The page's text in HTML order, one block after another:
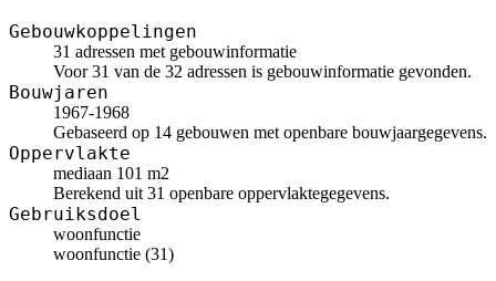
Gebouwkoppelingen
31 adressen met gebouwinformatie
Voor 31 van de 32 adressen is gebouwinformatie gevonden.
Bouwjaren
1967-1968
Gebaseerd op 14 gebouwen met openbare bouwjaargegevens.
Oppervlakte
mediaan 101 m2
Berekend uit 31 openbare oppervlaktegegevens.
Gebruiksdoel
woonfunctie
woonfunctie (31)